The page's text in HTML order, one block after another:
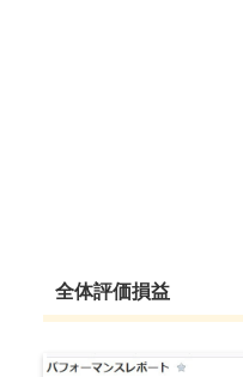
全体評価損益